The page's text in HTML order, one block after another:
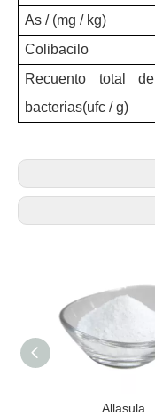
As / (mg / kg)
Colibacilo
Recuento total de
bacterias(ufc / g)
Allasula